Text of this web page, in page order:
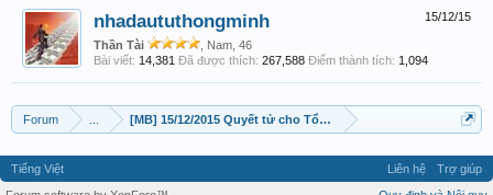
15/12/15
nhadaututhongminh
Thần Tài
, Nam, 46
Bài viết: 14,381 Đã được thích: 267,588 Điểm thành tích: 1,094
Forum [MB] 15/12/2015 Quyết tử cho Tổ Quốc quyết sinh
Tiếng Việt Liên hệ
Trợ giúp